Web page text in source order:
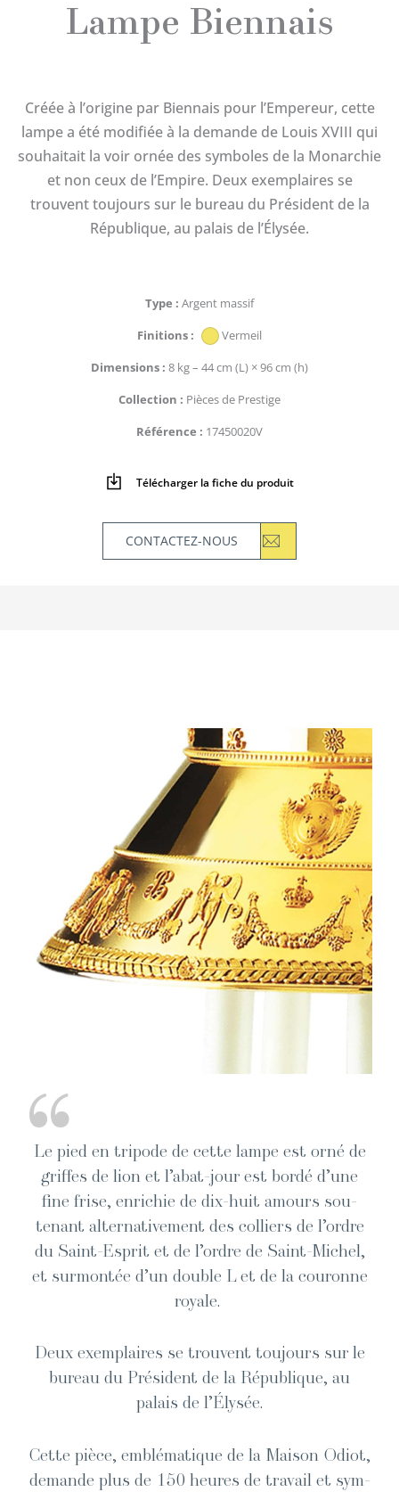
Lampe Biennais
Créée à l’origine par Biennais pour l’Empereur, cette
lampe a été modifiée à la demande de Louis XVIII qui
souhaitait la voir ornée des symboles de la Monarchie
et non ceux de l’Empire. Deux exemplaires se
trouvent toujours sur le bureau du Président de la
République, au palais de l’Élysée.
Type
Argent massif
Finitions
Vermeil
Dimensions 8 kg – 44 cm (L) × 96 cm (h)
Collection
Pièces de Prestige
Référence
17450020V
Télécharger la fiche du produit
CONTACTEZ-NOUS
“
Le pied en tripode de cette lampe est orné de
griffes de lion et l’a­bat-jour est bor­dé d’une
fine frise, enrichie de dix-huit amours sou­
tenant alter­na­tive­ment des col­liers de l’or­dre
du Saint-Esprit et de l’or­dre de Saint-Michel,
et sur­mon­tée d’un dou­ble L et de la couronne
royale.
Deux exem­plaires se trou­vent tou­jours sur le
bureau du Prési­dent de la République, au
palais de l’Élysée.
Cette pièce, emblé­ma­tique de la Mai­son Odi­ot,
demande plus de 150 heures de tra­vail et sym­